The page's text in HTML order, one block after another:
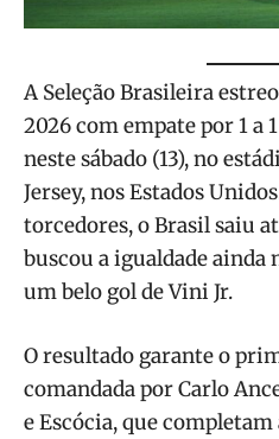
A Seleção Brasileira
2026 com empate por 1 a
neste sábado (13), no
Jersey, nos Estados
torcedores, o Brasil saiu
buscou a igualdade
um belo gol de Vini Jr.
O resultado garante o
comandada por Carlo
e Escócia, que